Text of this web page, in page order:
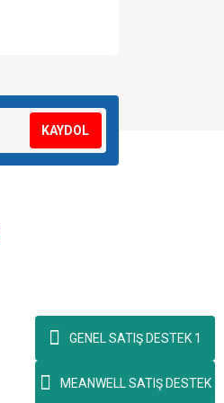
KAYDOL
GENEL SATIŞ DESTEK 1
MEANWELL SATIŞ DESTEK